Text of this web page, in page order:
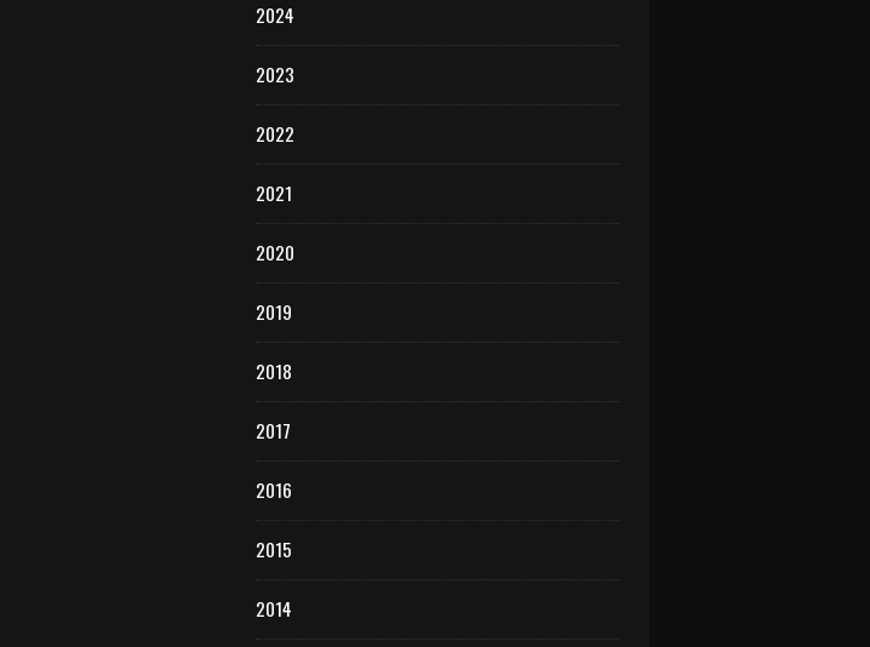
2024
2023
2022
2021
2020
2019
2018
2017
2016
2015
2014